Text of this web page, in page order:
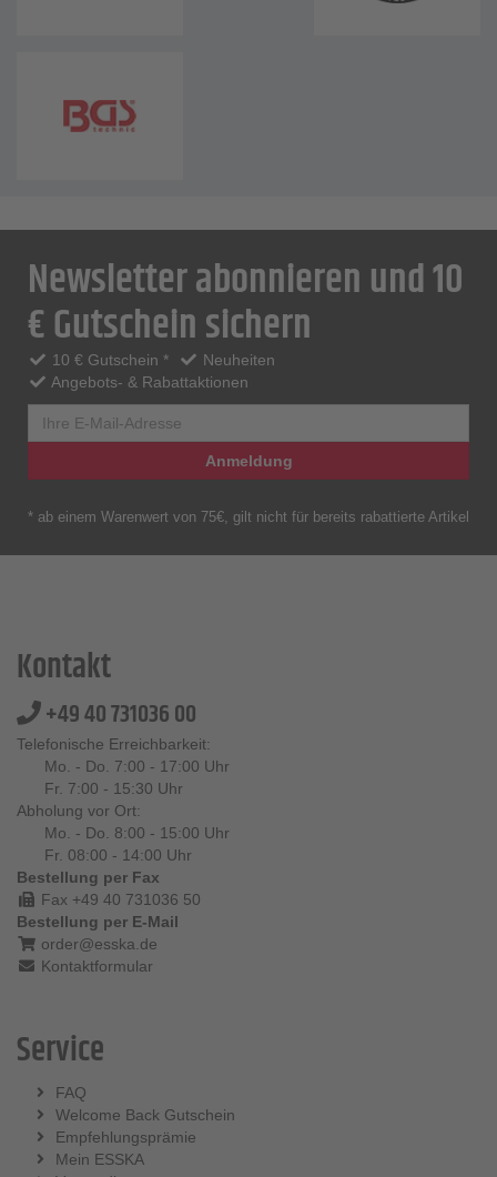
Newsletter abonnieren und 10
€ Gutschein sichern
10 € Gutschein *
Neuheiten
Angebots- & Rabattaktionen
Anmeldung
* ab einem Warenwert von 75€, gilt nicht für bereits rabattierte Artikel
Kontakt
+49 40 731036 00
Telefonische Erreichbarkeit:
Mo. - Do. 7:00 - 17:00 Uhr
Fr. 7:00 - 15:30 Uhr
Abholung vor Ort:
Mo. - Do. 8:00 - 15:00 Uhr
Fr. 08:00 - 14:00 Uhr
Bestellung per Fax
Fax +49 40 731036 50
Bestellung per E-Mail
order@esska.de
Kontaktformular
Service
FAQ
Welcome Back Gutschein
Empfehlungsprämie
Mein ESSKA